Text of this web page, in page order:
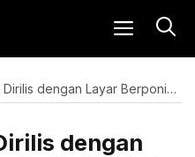
MENU
Nokia X6 Resmi Dirilis dengan Layar Berponi dan Body Berlapis Kaca
dengan